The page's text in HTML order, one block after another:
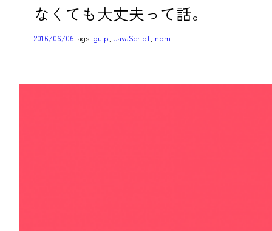
なくても大丈夫って話。
2016/06/06Tags: gulp, JavaScript, npm